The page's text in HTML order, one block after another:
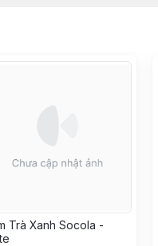
Trà Xanh Socola -